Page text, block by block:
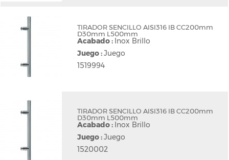
TIRADOR SENCILLO AISI316 IB CC200mm
D30mm L500mm
Acabado : Inox Brillo
Juego :Juego
1519994
TIRADOR SENCILLO AISI316 IB CC200mm
D30mm L500mm
Acabado : Inox Brillo
Juego :Juego
1520002